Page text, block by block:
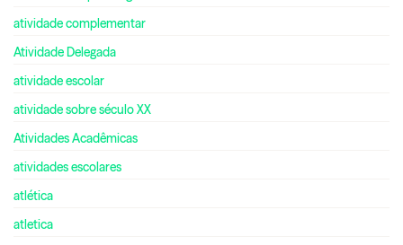
atividade complementar
Atividade Delegada
atividade escolar
atividade sobre século XX
Atividades Acadêmicas
atividades escolares
atlética
atletica